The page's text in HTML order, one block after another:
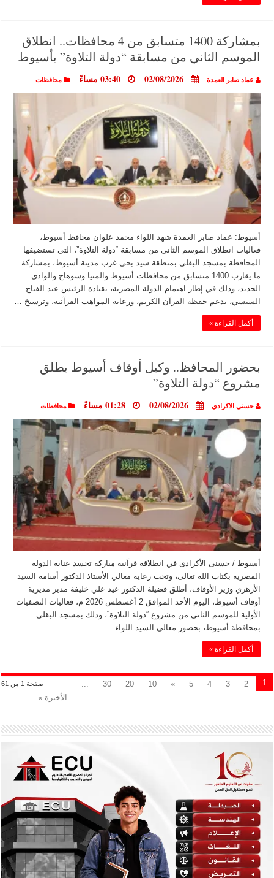
بمشاركة 1400 متسابق من 4 محافظات.. انطلاق
الموسم الثاني من مسابقة “دولة التلاوة” بأسيوط
عماد صابر العمدة 02/08/2026 03:40 مساءً محافظات
أسيوط: عماد صابر العمدة شهد اللواء محمد علوان محافظ أسيوط،
فعاليات انطلاق الموسم الثاني من مسابقة “دولة التلاوة”، التي تستضيفها
المحافظة بمسجد البقلي بمنطقة سيد بحي غرب مدينة أسيوط، بمشاركة
ما يقارب 1400 متسابق من محافظات أسيوط والمنيا وسوهاج والوادي
الجديد، وذلك في إطار اهتمام الدولة المصرية، بقيادة الرئيس عبد الفتاح
السيسي، بدعم حفظة القرآن الكريم، ورعاية المواهب القرآنية، وترسيخ …
أكمل القراءة »
بحضور المحافظ.. وكيل أوقاف أسيوط يطلق
مشروع “دولة التلاوة”
حسني الاكرادي 02/08/2026 01:28 مساءً محافظات
أسبوط / حسنى الأكرادى في انطلاقة قرآنية مباركة تجسد عناية الدولة
المصرية بكتاب الله تعالى، وتحت رعاية معالي الأستاذ الدكتور أسامة السيد
الأزهري وزير الأوقاف، أطلق فضيلة الدكتور عيد علي خليفة مدير مديرية
أوقاف أسيوط، اليوم الأحد الموافق 2 أغسطس 2026 م، فعاليات التصفيات
الأولية للموسم الثاني من مشروع “دولة التلاوة”، وذلك بمسجد البقلي
بمحافظة أسيوط، بحضور معالي السيد اللواء …
أكمل القراءة »
صفحة 1 من 61 1
2
3
4
5
»
10
20
30
الأخيرة »